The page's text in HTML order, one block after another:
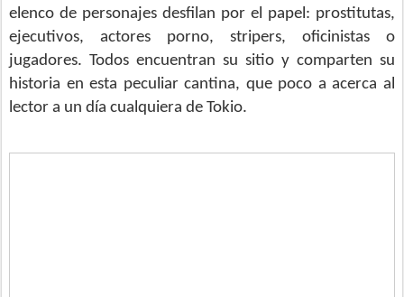
elenco de personajes desfilan por el papel: prostitutas,
ejecutivos, actores porno, stripers, oficinistas o
jugadores. Todos encuentran su sitio y comparten su
historia en esta peculiar cantina, que poco a acerca al
lector a un día cualquiera de Tokio.